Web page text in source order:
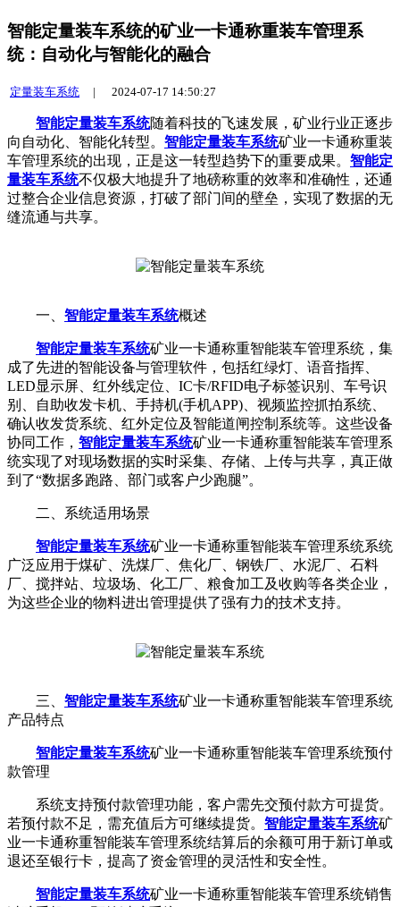
智能定量装车系统的矿业一卡通称重装车管理系
统：自动化与智能化的融合
定量装车系统 | 2024-07-17 14:50:27
智能定量装车系统随着科技的飞速发展，矿业行业正逐步
向自动化、智能化转型。 智能定量装车系统矿业一卡通称重装
车管理系统的出现，正是这一转型趋势下的重要成果。 智能定
量装车系统不仅极大地提升了地磅称重的效率和准确性，还通
过整合企业信息资源，打破了部门间的壁垒，实现了数据的无
缝流通与共享。
一、 智能定量装车系统概述
智能定量装车系统矿业一卡通称重智能装车管理系统，集
成了先进的智能设备与管理软件，包括红绿灯、语音指挥、
LED显示屏、红外线定位、IC卡/RFID电子标签识别、车号识
别、自助收发卡机、手持机(手机APP)、视频监控抓拍系统、
确认收发货系统、红外定位及智能道闸控制系统等。这些设备
协同工作， 智能定量装车系统矿业一卡通称重智能装车管理系
统实现了对现场数据的实时采集、存储、上传与共享，真正做
到了“数据多跑路、部门或客户少跑腿”。
二、系统适用场景
智能定量装车系统矿业一卡通称重智能装车管理系统系统
广泛应用于煤矿、洗煤厂、焦化厂、钢铁厂、水泥厂、石料
厂、搅拌站、垃圾场、化工厂、粮食加工及收购等各类企业，
为这些企业的物料进出管理提供了强有力的技术支持。
三、 智能定量装车系统矿业一卡通称重智能装车管理系统
产品特点
智能定量装车系统矿业一卡通称重智能装车管理系统预付
款管理
系统支持预付款管理功能，客户需先交预付款方可提货。
若预付款不足，需充值后方可继续提货。 智能定量装车系统矿
业一卡通称重智能装车管理系统结算后的余额可用于新订单或
退还至银行卡，提高了资金管理的灵活性和安全性。
智能定量装车系统矿业一卡通称重智能装车管理系统销售